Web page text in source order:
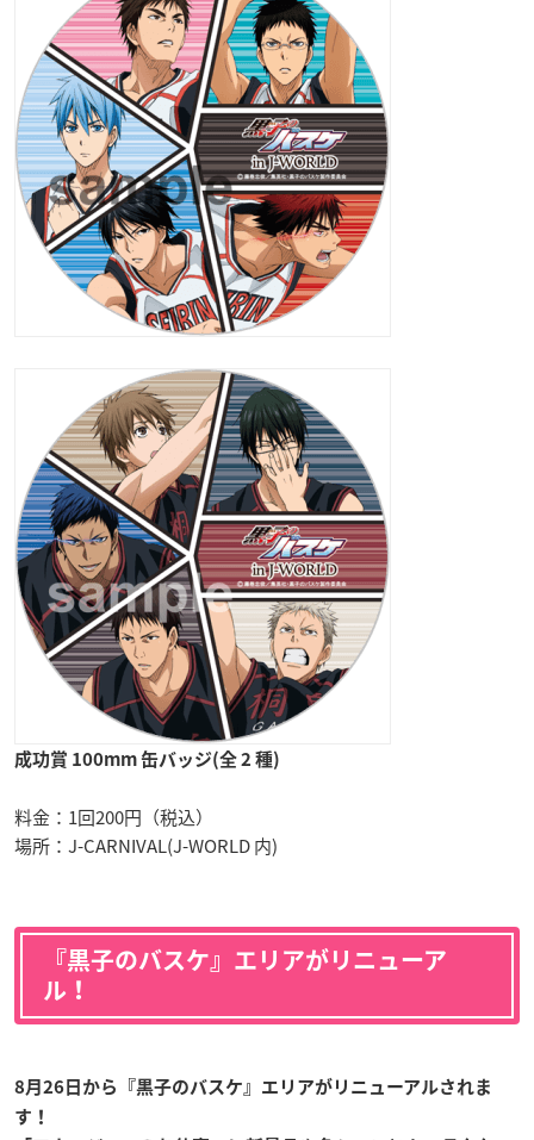
成功賞 100mm 缶バッジ(全 2 種)
料金：1回200円（税込）
場所：J-CARNIVAL(J-WORLD 内)
『黒子のバスケ』エリアがリニューア
ル！
8月26日から『黒子のバスケ』エリアがリニューアルされま
す！